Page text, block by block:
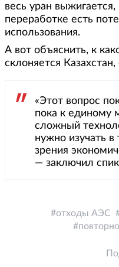
весь уран
переработке есть
использования.
А вот объяснить, к
склоняется
«Этот вопрос
пока к единому
сложный
нужно изучать в
зрения
— заключил
отходы АЭС